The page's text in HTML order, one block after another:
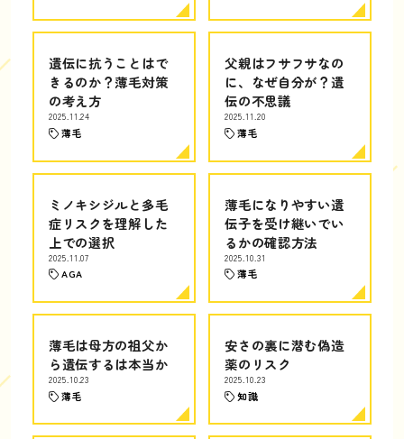
遺伝に抗うことはで
きるのか？薄毛対策
の考え方
2025.11.24
薄毛
父親はフサフサなの
に、なぜ自分が？遺
伝の不思議
2025.11.20
薄毛
ミノキシジルと多毛
症リスクを理解した
上での選択
2025.11.07
AGA
薄毛になりやすい遺
伝子を受け継いでい
るかの確認方法
2025.10.31
薄毛
薄毛は母方の祖父か
ら遺伝するは本当か
2025.10.23
薄毛
安さの裏に潜む偽造
薬のリスク
2025.10.23
知識